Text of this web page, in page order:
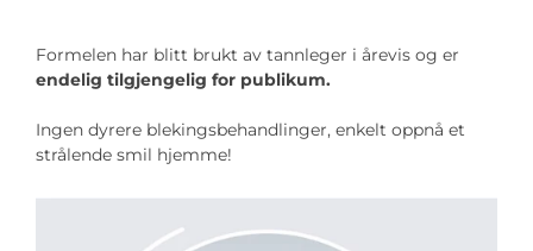
Formelen har blitt brukt av tannleger i årevis og er
endelig tilgjengelig for publikum.
Ingen dyrere blekingsbehandlinger, enkelt oppnå et
strålende smil hjemme!